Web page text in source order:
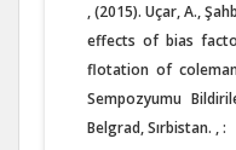
, (2015). Uçar, A.,
effects of bias
flotation of
Sempozyumu
Belgrad, Sırbistan. , :